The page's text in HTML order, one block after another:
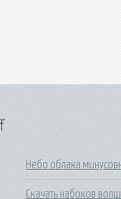
Небо облака
Скачать набоков